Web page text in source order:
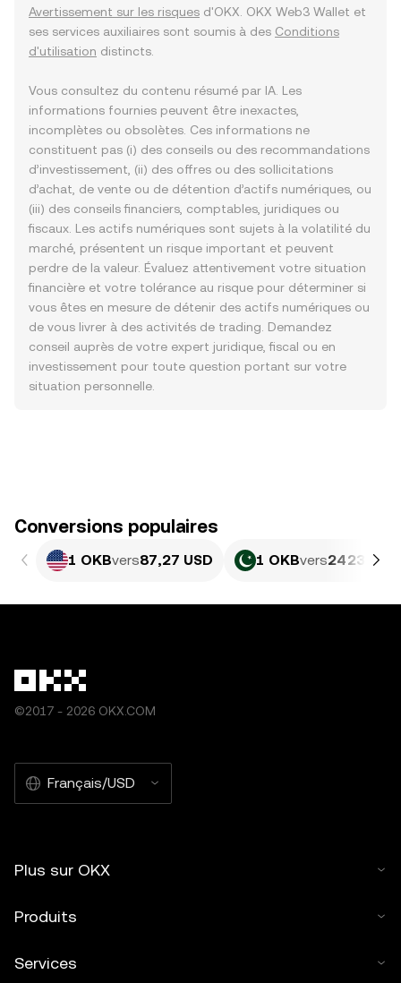
Avertissement sur les risques d'OKX. OKX Web3 Wallet et
ses services auxiliaires sont soumis à des Conditions
d'utilisation distincts.
Vous consultez du contenu résumé par IA. Les
informations fournies peuvent être inexactes,
incomplètes ou obsolètes. Ces informations ne
constituent pas (i) des conseils ou des recommandations
d’investissement, (ii) des offres ou des sollicitations
d’achat, de vente ou de détention d’actifs numériques, ou
(iii) des conseils financiers, comptables, juridiques ou
fiscaux. Les actifs numériques sont sujets à la volatilité du
marché, présentent un risque important et peuvent
perdre de la valeur. Évaluez attentivement votre situation
financière et votre tolérance au risque pour déterminer si
vous êtes en mesure de détenir des actifs numériques ou
de vous livrer à des activités de trading. Demandez
conseil auprès de votre expert juridique, fiscal ou en
investissement pour toute question portant sur votre
situation personnelle.
Conversions populaires
1 OKBvers87,27 USD 1 OKBvers24 239,24
©2017 - 2026 OKX.COM
Français/USD
Plus sur OKX
Produits
Services